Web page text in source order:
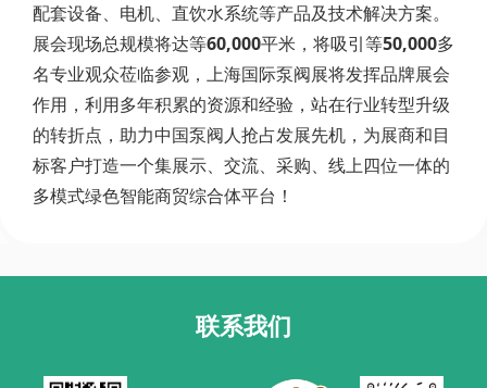
配套设备、电机、直饮水系统等产品及技术解决方案。
展会现场总规模将达等60,000平米，将吸引等50,000多
名专业观众莅临参观，上海国际泵阀展将发挥品牌展会
作用，利用多年积累的资源和经验，站在行业转型升级
的转折点，助力中国泵阀人抢占发展先机，为展商和目
标客户打造一个集展示、交流、采购、线上四位一体的
多模式绿色智能商贸综合体平台！
联系我们